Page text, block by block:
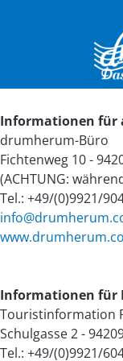
Kontakt
Informationen für
drumherum-Büro
Fichtenweg 10 -
(ACHTUNG:
Tel.: +49/(0)9921/
Informationen für
Touristinformation
Schulgasse 2 -
Tel.: +49/(0)9921/